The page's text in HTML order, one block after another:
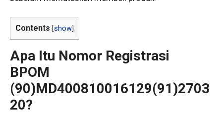
Contents [show
Apa Itu Nomor Registrasi
BPOM
(90)MD400810016129(91)2703
20?